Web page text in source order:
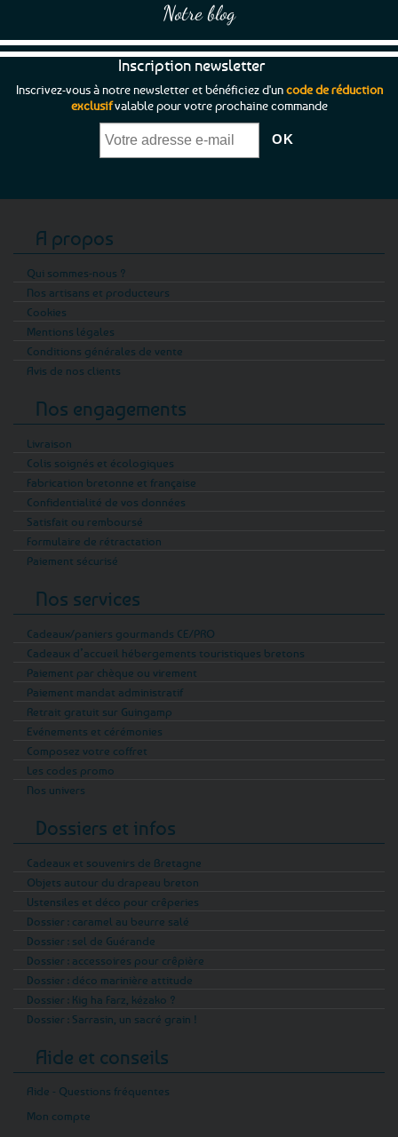
Notre blog
Inscription newsletter
Inscrivez-vous à notre newsletter et bénéficiez d'uncode de réduction
exclusifvalable pour votre prochaine commande
A propos
Qui sommes-nous ?
Nos artisans et producteurs
Cookies
Mentions légales
Conditions générales de vente
Avis de nos clients
Nos engagements
Livraison
Colis soignés et écologiques
Fabrication bretonne et française
Confidentialité de vos données
Satisfait ou remboursé
Formulaire de rétractation
Paiement sécurisé
Nos services
Cadeaux/paniers gourmands CE/PRO
Cadeaux d’accueil hébergements touristiques bretons
Paiement par chèque ou virement
Paiement mandat administratif
Retrait gratuit sur Guingamp
Evénements et cérémonies
Composez votre coffret
Les codes promo
Nos univers
Dossiers et infos
Cadeaux et souvenirs de Bretagne
Objets autour du drapeau breton
Ustensiles et déco pour crêperies
Dossier : caramel au beurre salé
Dossier : sel de Guérande
Dossier : accessoires pour crêpière
Dossier : déco marinière attitude
Dossier : Kig ha Farz, kézako ?
Dossier : Sarrasin, un sacré grain !
Aide et conseils
Aide - Questions fréquentes
Mon compte